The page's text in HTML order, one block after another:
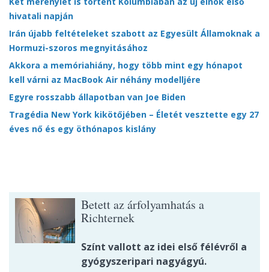
hivatali napján
Irán újabb feltételeket szabott az Egyesült Államoknak a
Hormuzi-szoros megnyitásához
Akkora a memóriahiány, hogy több mint egy hónapot
kell várni az MacBook Air néhány modelljére
Egyre rosszabb állapotban van Joe Biden
Tragédia New York kikötőjében – Életét vesztette egy 27
éves nő és egy öthónapos kislány
Betett az árfolyamhatás a
Richternek
Színt vallott az idei első félévről a
gyógyszeripari nagyágyú.